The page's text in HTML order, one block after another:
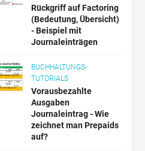
Rückgriff auf Factoring
(Bedeutung, Übersicht)
- Beispiel mit
Journaleinträgen
BUCHHALTUNGS-
TUTORIALS
Vorausbezahlte
Ausgaben
Journaleintrag - Wie
zeichnet man Prepaids
auf?